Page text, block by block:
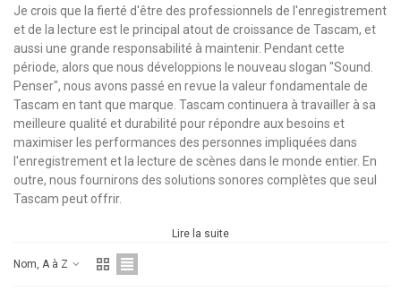
Je crois que la fierté d'être des professionnels de l'enregistrement
et de la lecture est le principal atout de croissance de Tascam, et
aussi une grande responsabilité à maintenir. Pendant cette
période, alors que nous développions le nouveau slogan "Sound.
Penser", nous avons passé en revue la valeur fondamentale de
Tascam en tant que marque. Tascam continuera à travailler à sa
meilleure qualité et durabilité pour répondre aux besoins et
maximiser les performances des personnes impliquées dans
l'enregistrement et la lecture de scènes dans le monde entier. En
outre, nous fournirons des solutions sonores complètes que seul
Tascam peut offrir.
Lire la suite
Nom, A à Z